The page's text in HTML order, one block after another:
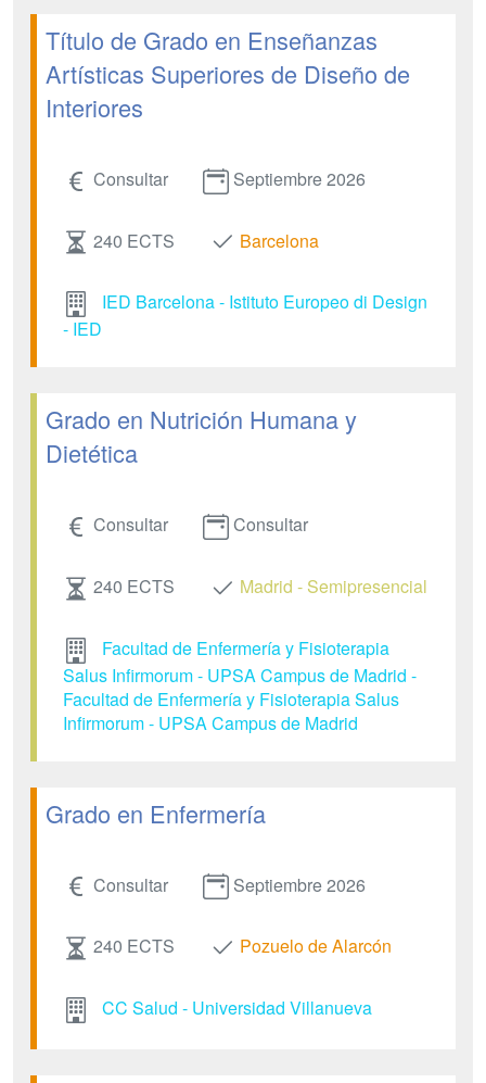
Título de Grado en Enseñanzas
Artísticas Superiores de Diseño de
Interiores
Consultar Septiembre 2026
240 ECTS Barcelona
IED Barcelona - Istituto Europeo di Design
- IED
Grado en Nutrición Humana y
Dietética
Consultar Consultar
240 ECTS Madrid - Semipresencial
Facultad de Enfermería y Fisioterapia
Salus Infirmorum - UPSA Campus de Madrid -
Facultad de Enfermería y Fisioterapia Salus
Infirmorum - UPSA Campus de Madrid
Grado en Enfermería
Consultar Septiembre 2026
240 ECTS Pozuelo de Alarcón
CC Salud - Universidad Villanueva